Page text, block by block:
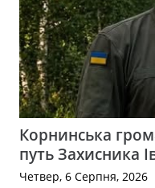
Корнинська
путь Захисника
Четвер, 6 Серпня, 2026